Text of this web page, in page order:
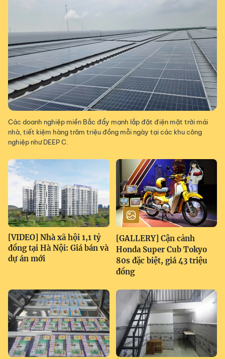
Các doanh nghiệp miền Bắc đẩy mạnh lắp đặt điện mặt trời mái
nhà, tiết kiệm hàng trăm triệu đồng mỗi ngày tại các khu công
nghiệp như DEEP C.
[VIDEO] Nhà xã hội 1,1 tỷ
đồng tại Hà Nội: Giá bán và
dự án mới
[GALLERY] Cận cảnh
Honda Super Cub Tokyo
80s đặc biệt, giá 43 triệu
đồng